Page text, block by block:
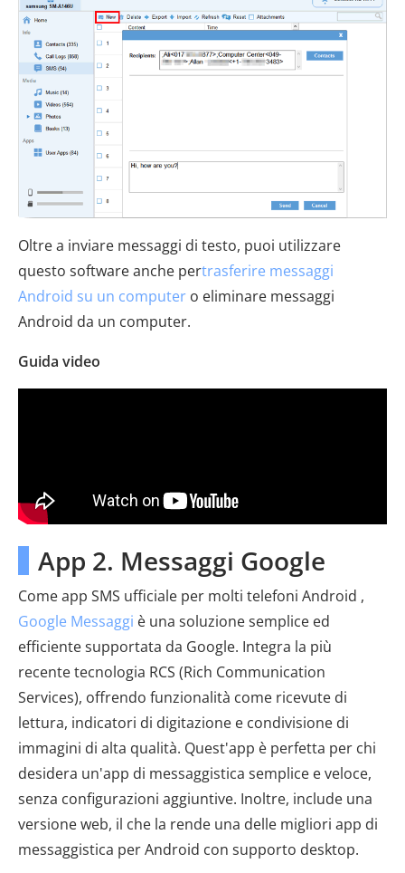
Oltre a inviare messaggi di testo, puoi utilizzare
questo software anche pertrasferire messaggi
Android su un computer o eliminare messaggi
Android da un computer.
Guida video
App 2. Messaggi Google
Come app SMS ufficiale per molti telefoni Android ,
Google Messaggi è una soluzione semplice ed
efficiente supportata da Google. Integra la più
recente tecnologia RCS (Rich Communication
Services), offrendo funzionalità come ricevute di
lettura, indicatori di digitazione e condivisione di
immagini di alta qualità. Quest'app è perfetta per chi
desidera un'app di messaggistica semplice e veloce,
senza configurazioni aggiuntive. Inoltre, include una
versione web, il che la rende una delle migliori app di
messaggistica per Android con supporto desktop.